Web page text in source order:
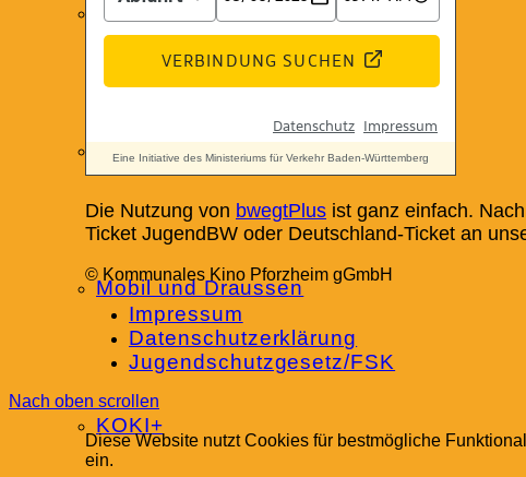
Eintrittspreise & Gutscheine
Barrierefreies Kino
Mobil und Draussen
KOKI+
Die Nutzung von bwegtPlus ist ganz einfach.
Ticket JugendBW oder Deutschland-Ticket an
© Kommunales Kino Pforzheim gGmbH
Impressum
Datenschutzerklärung
Jugendschutzgesetz/FSK
Nach oben scrollen
Diese Website nutzt Cookies für bestmögliche
ein.